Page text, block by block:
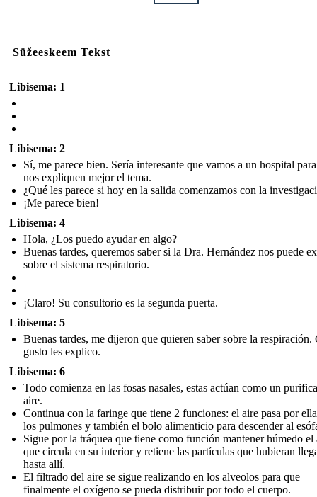
Süžeeskeem Tekst
Libisema: 1
Libisema: 2
Sí, me parece bien. Sería interesante que vamos a un hospital
nos expliquen mejor el tema.
¿Qué les parece si hoy en la salida comenzamos con la
¡Me parece bien!
Libisema: 4
Hola, ¿Los puedo ayudar en algo?
Buenas tardes, queremos saber si la Dra. Hernández nos puede
sobre el sistema respiratorio.
¡Claro! Su consultorio es la segunda puerta.
Libisema: 5
Buenas tardes, me dijeron que quieren saber sobre la respiración.
gusto les explico.
Libisema: 6
Todo comienza en las fosas nasales , estas actúan como un
aire.
Continua con la faringe que tiene 2 funciones: el aire pasa por
los pulmones y también el bolo alimenticio para descender al
Sigue por la tráquea que tiene como función mantener húmedo el
que circula en su interior y retiene las partículas que hubieran
hasta allí.
El filtrado del aire se sigue realizando en los alveolos par a que
finalmente el oxígeno se pueda distribuir por todo el cuerpo.